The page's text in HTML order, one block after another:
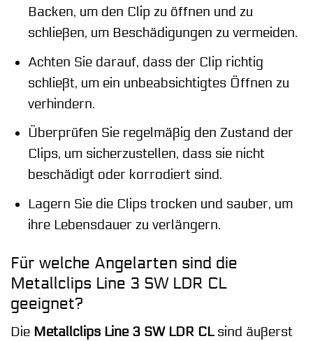
Backen, um den Clip zu öffnen und zu
schließen, um Beschädigungen zu vermeiden.
Achten Sie darauf, dass der Clip richtig
schließt, um ein unbeabsichtigtes Öffnen zu
verhindern.
Überprüfen Sie regelmäßig den Zustand der
Clips, um sicherzustellen, dass sie nicht
beschädigt oder korrodiert sind.
Lagern Sie die Clips trocken und sauber, um
ihre Lebensdauer zu verlängern.
Für welche Angelarten sind die
Metallclips Line 3 SW LDR CL
geeignet?
Die Metallclips Line 3 SW LDR CLsind äußerst